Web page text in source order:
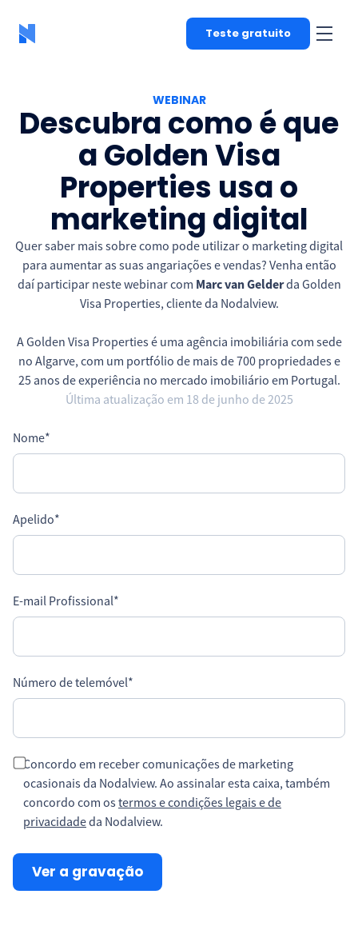
Teste gratuito
WEBINAR
Descubra como é que
a Golden Visa
Properties usa o
marketing digital
Quer saber mais sobre como pode utilizar o marketing digital
para aumentar as suas angariações e vendas? Venha então
daí participar neste webinar com Marc van Gelderda Golden
Visa Properties, cliente da Nodalview.
A Golden Visa Properties é uma agência imobiliária com sede
no Algarve, com um portfólio de mais de 700 propriedades e
25 anos de experiência no mercado imobiliário em Portugal.
Última atualização em 18 de junho de 2025
Nome*
Apelido*
E-mail Profissional*
Número de telemóvel*
Concordo em receber comunicações de marketing
ocasionais da Nodalview. Ao assinalar esta caixa, também
concordo com ostermos e condições legais e de
privacidadeda Nodalview.